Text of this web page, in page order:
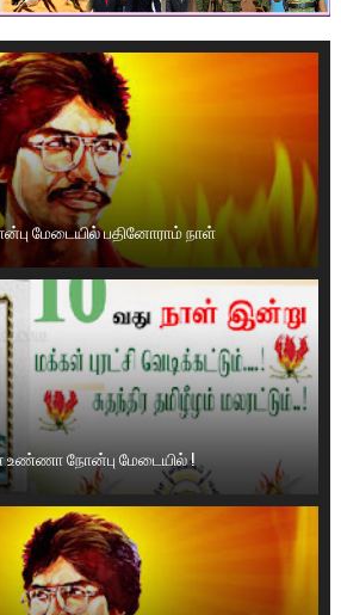
மேடையில் பதினோராம் நாள்
உண்ணா நோன்பு மேடையில் !